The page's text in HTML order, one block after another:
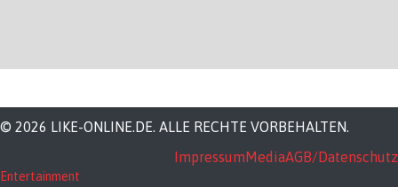
© 2026 LIKE-ONLINE.DE. ALLE RECHTE VORBEHALTEN.
ImpressumMediaAGB/Datenschutz
Entertainment